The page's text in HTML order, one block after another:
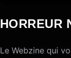
HORREUR
Le Webzine qui